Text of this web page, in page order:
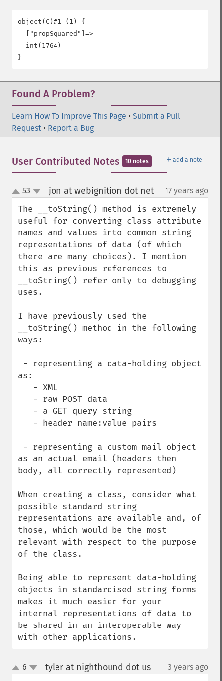
object(C)#1 (1) {
  ["propSquared"]=>
  int(1764)
Found A Problem?
Learn How To Improve This Page • Submit a Pull
Request • Report a Bug
＋ add a note
User Contributed Notes 10 notes
up
down
53 jon at webignition dot net¶ 17 years ago
The __toString() method is extremely
useful for converting class attribute
names and values into common string
representations of data (of which
there are many choices). I mention
this as previous references to
__toString() refer only to debugging
uses.
I have previously used the
__toString() method in the following
ways:
as:
as an actual email (headers then
body, all correctly represented)
When creating a class, consider what
possible standard string
representations are available and, of
those, which would be the most
relevant with respect to the purpose
of the class.
Being able to represent data-holding
objects in standardised string forms
makes it much easier for your
internal representations of data to
be shared in an interoperable way
with other applications.
up
down
6 tyler at nighthound dot us¶ 3 years ago